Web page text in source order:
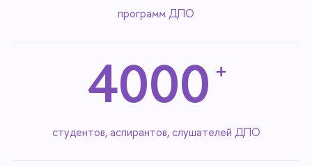
программ ДПО
4000 +
студентов, аспирантов, слушателей ДПО